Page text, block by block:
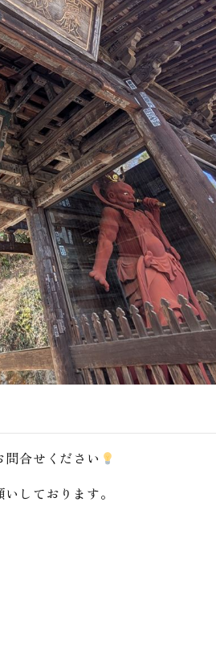
合せください
いしております。